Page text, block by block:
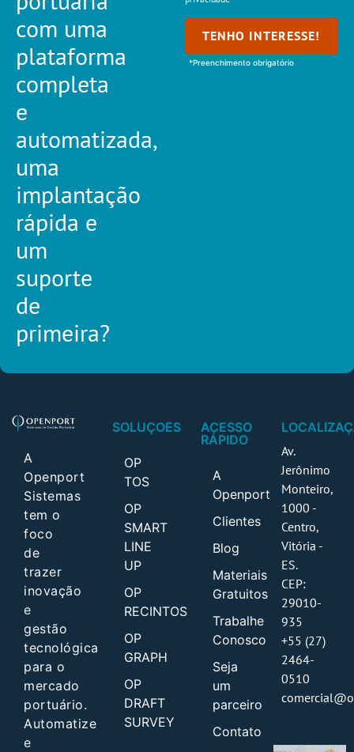
com uma
plataforma
completa
e
automatizada,
uma
implantação
rápida e
um
suporte
de
primeira?
TENHO INTERESSE!
*Preenchimento obrigatório
A
Openport
Sistemas
tem o
foco
de
trazer
inovação
e
gestão
tecnológica
para o
mercado
portuário.
Automatize
e
SOLUÇOES
OP
TOS
OP
SMART
LINE
UP
OP
RECINTOS
OP
GRAPH
OP
DRAFT
SURVEY
ACESSO
RÁPIDO
A
Openport
Clientes
Blog
Materiais
Gratuitos
Trabalhe
Conosco
Seja
um
parceiro
Contato
Av.
Jerônimo
Monteiro,
1000 -
Centro,
Vitória -
ES.
CEP:
29010-
935
+55 (27)
2464-
0510